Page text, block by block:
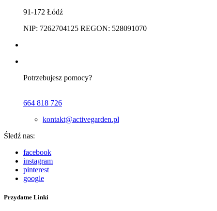
91-172 Łódź
NIP: 7262704125 REGON: 528091070
Potrzebujesz pomocy?
664 818 726
kontakt@activegarden.pl
Śledź nas:
facebook
instagram
pinterest
google
Przydatne Linki